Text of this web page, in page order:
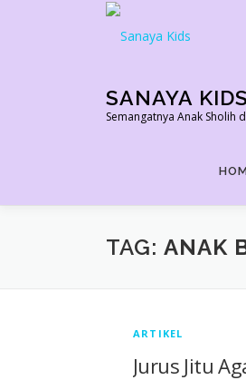
SANAYA KIDS
Semangatnya Anak Sholih
TAG: ANAK
ARTIKEL
Jurus Jitu